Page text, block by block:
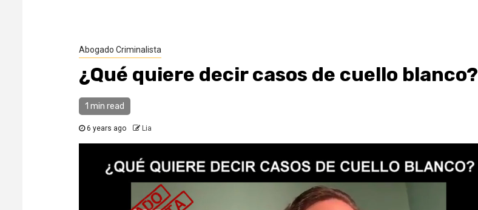
Abogado Criminalista
¿Qué quiere decir casos de cuello blanco?
1 min read
6 years ago Lia